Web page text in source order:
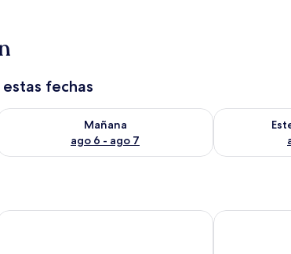
fechas
- ago 6
Mañana
ago 6 - ago 7
la disponibilidad para mañana ago 6 - ago 7
Consulta la
Eco Bamboo House Bali Samanvaya -